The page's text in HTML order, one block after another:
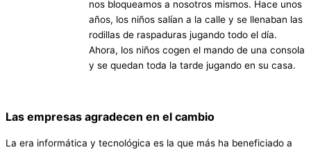
nos bloqueamos a nosotros mismos. Hace unos
años, los niños salían a la calle y se llenaban las
rodillas de raspaduras jugando todo el día.
Ahora, los niños cogen el mando de una consola
y se quedan toda la tarde jugando en su casa.
Las empresas agradecen en el cambio
La era informática y tecnológica es la que más ha beneficiado a